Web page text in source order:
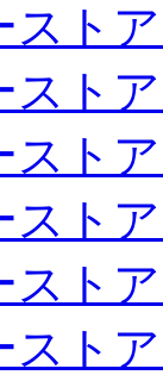
スト
スト
スト
スト
スト
スト